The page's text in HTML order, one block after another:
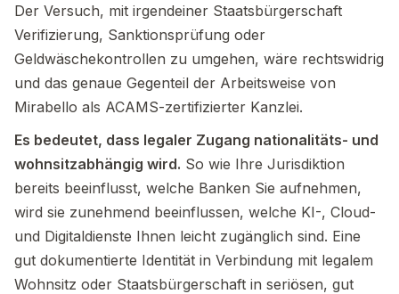
Der Versuch, mit irgendeiner Staatsbürgerschaft
Verifizierung, Sanktionsprüfung oder
Geldwäschekontrollen zu umgehen, wäre rechtswidrig
und das genaue Gegenteil der Arbeitsweise von
Mirabello als ACAMS-zertifizierter Kanzlei.
Es bedeutet, dass legaler Zugang nationalitäts- und
wohnsitzabhängig wird. So wie Ihre Jurisdiktion
bereits beeinflusst, welche Banken Sie aufnehmen,
wird sie zunehmend beeinflussen, welche KI-, Cloud-
und Digitaldienste Ihnen leicht zugänglich sind. Eine
gut dokumentierte Identität in Verbindung mit legalem
Wohnsitz oder Staatsbürgerschaft in seriösen, gut